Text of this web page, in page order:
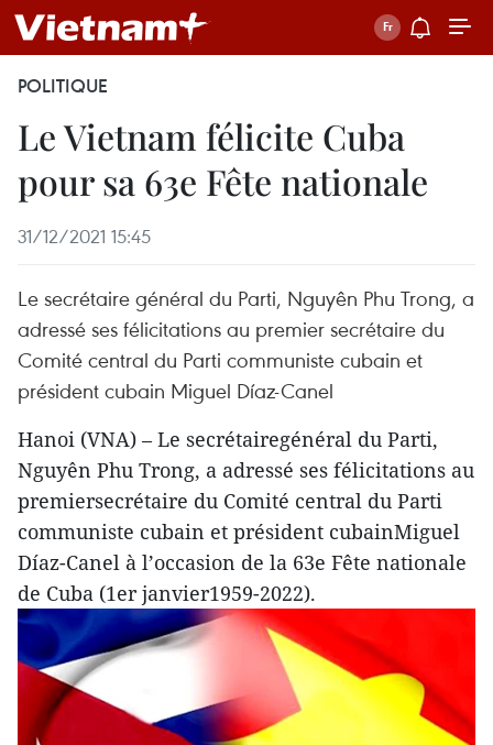
POLITIQUE
Le Vietnam félicite Cuba
pour sa 63e Fête nationale
31/12/2021 15:45
Le secrétaire général du Parti, Nguyên Phu Trong, a
adressé ses félicitations au premier secrétaire du
Comité central du Parti communiste cubain et
président cubain Miguel Díaz-Canel
Hanoi (VNA) – Le secrétairegénéral du Parti,
Nguyên Phu Trong, a adressé ses félicitations au
premiersecrétaire du Comité central du Parti
communiste cubain et président cubainMiguel
Díaz-Canel à l’occasion de la 63e Fête nationale
de Cuba (1er janvier1959-2022).